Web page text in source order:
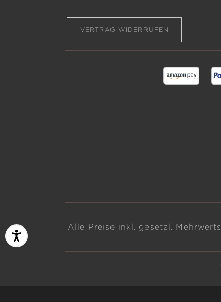
VERTRAG WIDERRUFEN
Alle Preise inkl. gesetzl.